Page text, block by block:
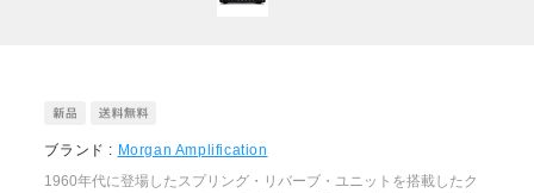
ブランド : Morgan Amplification
1960年代に登場したスプリング・リバーブ・ユニットを搭載したク